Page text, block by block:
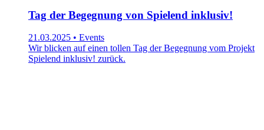
Tag der Begegnung von Spielend inklusiv!
21.03.2025 • Events
Wir blicken auf einen tollen Tag der Begegnung vom Projekt
Spielend inklusiv! zurück.